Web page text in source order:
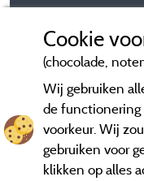
Cookie
(chocolade,
Wij gebruiken
de functionering
voorkeur. Wij
gebruiken voor
klikken op alles